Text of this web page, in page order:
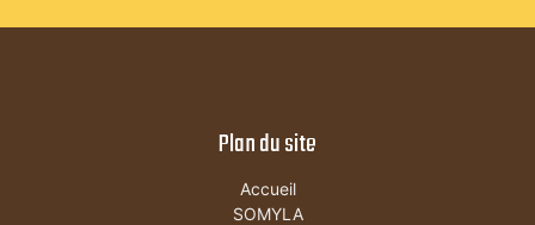
Plan du site
Accueil
SOMYLA